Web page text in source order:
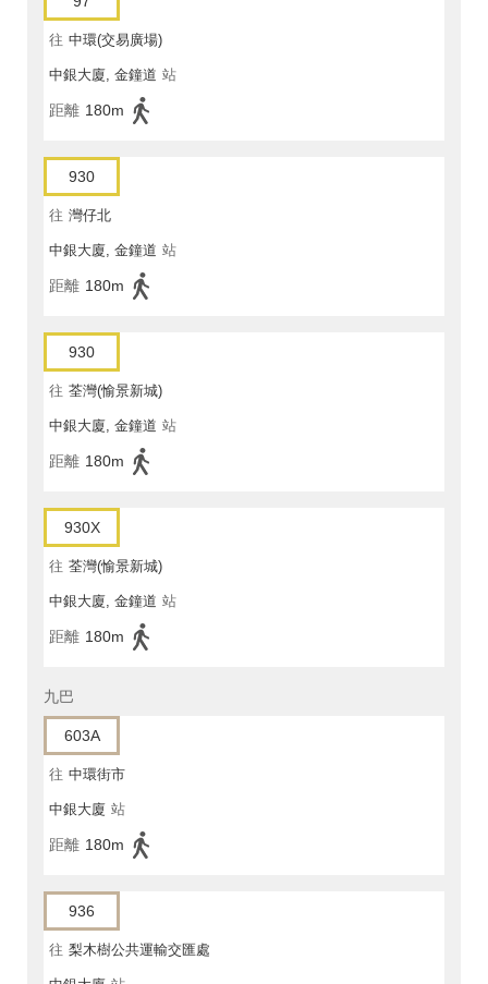
往 中環(交易廣場)
中銀大廈, 金鐘道 站
距離 180m
930
往 灣仔北
中銀大廈, 金鐘道 站
距離 180m
930
往 荃灣(愉景新城)
中銀大廈, 金鐘道 站
距離 180m
930X
往 荃灣(愉景新城)
中銀大廈, 金鐘道 站
距離 180m
九巴
603A
往 中環街市
中銀大廈 站
距離 180m
936
往 梨木樹公共運輸交匯處